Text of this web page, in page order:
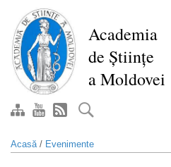
conţinutul
principal
Academia
de Științe
a Moldovei
Acasă/ Evenimente